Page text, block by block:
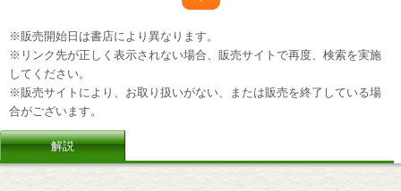
※販売開始日は書店により異なります。
※リンク先が正しく表示されない場合、販売サイトで再度、検索を実施
してください。
※販売サイトにより、お取り扱いがない、または販売を終了している場
合がございます。
解説